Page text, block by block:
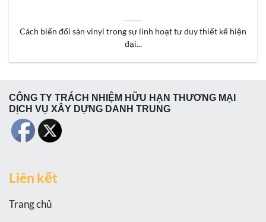
Cách biến đổi sàn vinyl trong sự linh hoạt tư duy thiết kế hiện
đại...
CÔNG TY TRÁCH NHIỆM HỮU HẠN THƯƠNG MẠI
DỊCH VỤ XÂY DỰNG DANH TRUNG
Liên kết
Trang chủ